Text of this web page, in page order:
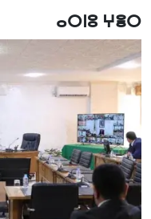
ⴰⵔⵏⵓ ⵖⴻⵔ